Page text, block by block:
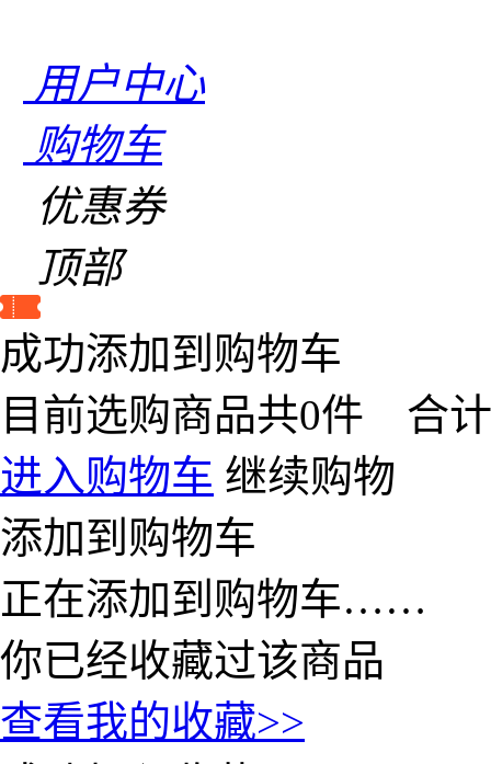
用户中心
购物车
优惠券
顶部
成功添加到购物车
目前选购商品共0件 合
进入购物车 继续购物
添加到购物车
正在添加到购物车……
你已经收藏过该商品
查看我的收藏>>